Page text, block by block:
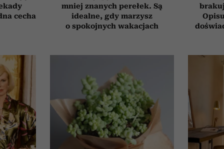
cecha
mniej znanych perełek. Są
idealne, gdy marzysz
o spokojnych wakacjach